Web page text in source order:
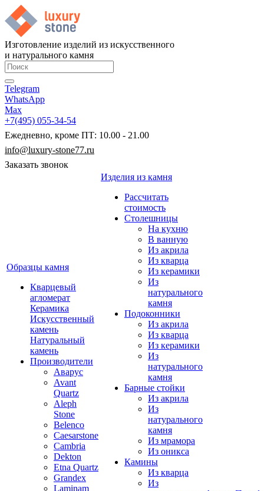
Изготовление изделий из искусственного
и натурального камня
Telegram
WhatsApp
Max
+7(495) 055-34-54
Ежедневно, кроме ПТ: 10.00 - 21.00
info@luxury-stone77.ru
Заказать звонок
Образцы камня
Кварцевый
агломерат
Керамика
Искусственный
камень
Натуральный
камень
Производители
Аварус
Avant
Quartz
Aleph
Stone
Belenco
Caesarstone
Cambria
Dekton
Etna Quartz
Grandex
Laminam
Изделия из камня
Рассчитать
стоимость
Столешницы
На кухню
В ванную
Из акрила
Из кварца
Из керамики
Из
натурального
камня
Подоконники
Из акрила
Из кварца
Из керамики
Из
натурального
камня
Барные стойки
Из акрила
Из
натурального
камня
Из мрамора
Из оникса
Камины
Из кварца
Из